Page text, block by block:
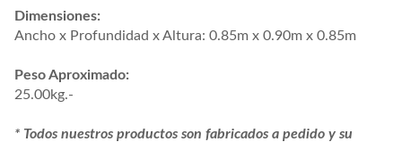
Dimensiones:
Ancho x Profundidad x Altura: 0.85m x 0.90m x 0.85m
Peso Aproximado:
25.00kg.-
* Todos nuestros productos son fabricados a pedido y su